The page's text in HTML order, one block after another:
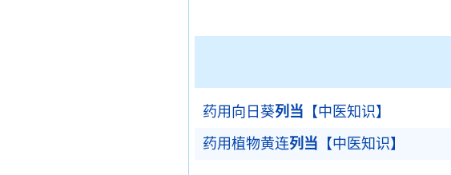
药用向日葵列当 【中医知识】
药用植物黄连列当 【中医知识】